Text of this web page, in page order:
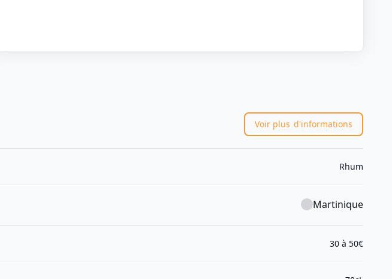
Voir plus d'informations
Rhum
Martinique
30 à 50€